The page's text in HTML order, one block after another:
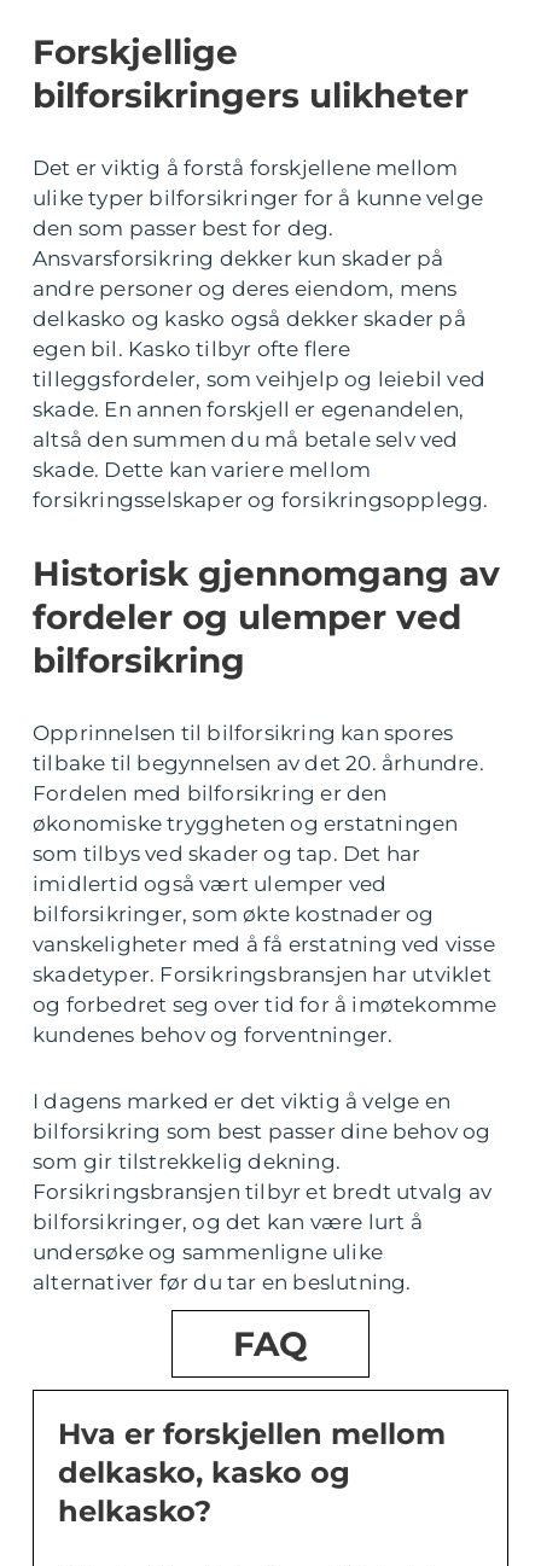
Forskjellige
bilforsikringers ulikheter
Det er viktig å forstå forskjellene mellom
ulike typer bilforsikringer for å kunne velge
den som passer best for deg.
Ansvarsforsikring dekker kun skader på
andre personer og deres eiendom, mens
delkasko og kasko også dekker skader på
egen bil. Kasko tilbyr ofte flere
tilleggsfordeler, som veihjelp og leiebil ved
skade. En annen forskjell er egenandelen,
altså den summen du må betale selv ved
skade. Dette kan variere mellom
forsikringsselskaper og forsikringsopplegg.
Historisk gjennomgang av
fordeler og ulemper ved
bilforsikring
Opprinnelsen til bilforsikring kan spores
tilbake til begynnelsen av det 20. århundre.
Fordelen med bilforsikring er den
økonomiske tryggheten og erstatningen
som tilbys ved skader og tap. Det har
imidlertid også vært ulemper ved
bilforsikringer, som økte kostnader og
vanskeligheter med å få erstatning ved visse
skadetyper. Forsikringsbransjen har utviklet
og forbedret seg over tid for å imøtekomme
kundenes behov og forventninger.
I dagens marked er det viktig å velge en
bilforsikring som best passer dine behov og
som gir tilstrekkelig dekning.
Forsikringsbransjen tilbyr et bredt utvalg av
bilforsikringer, og det kan være lurt å
undersøke og sammenligne ulike
alternativer før du tar en beslutning.
FAQ
Hva er forskjellen mellom
delkasko, kasko og
helkasko?